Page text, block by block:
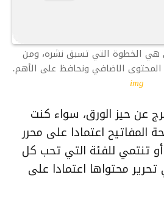
هي الخطوة التي تسبق نشره، ومن
الاضافي ونحافظ على الأهم.
img
عن حيز الورق، سواء كنت
اعتمادا على محرر
أو تنتمي للفئة التي تحب كل
محتواها اعتمادا على